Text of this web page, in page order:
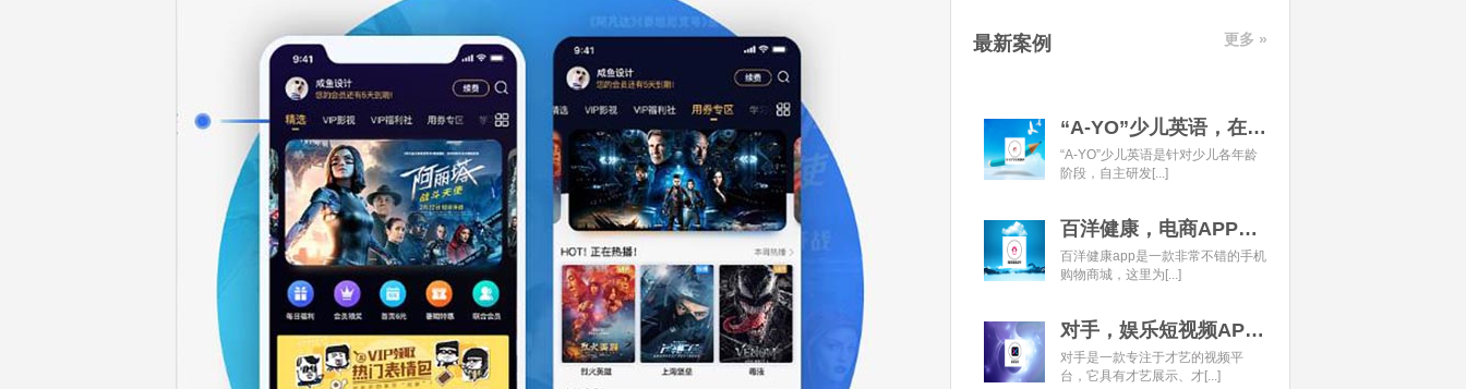
最新案例 更多 »
“A-YO”少儿英语，在线语言学习平台开发经典案例
“A-YO”少儿英语是针对少儿各年龄
阶段，自主研发[...]
百洋健康，电商APP开发经典案例
百洋健康app是一款非常不错的手机
购物商城，这里为[...]
对手，娱乐短视频APP开发经典案例
对手是一款专注于才艺的视频平
台，它具有才艺展示、才[...]